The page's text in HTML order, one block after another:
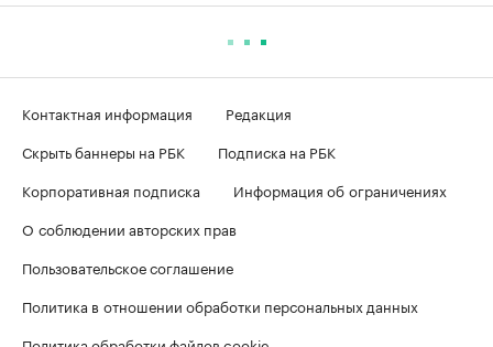
Контактная информация
Редакция
Скрыть баннеры на РБК
Подписка на РБК
Корпоративная подписка
Информация об ограничениях
О соблюдении авторских прав
Пользовательское соглашение
Политика в отношении обработки персональных данных